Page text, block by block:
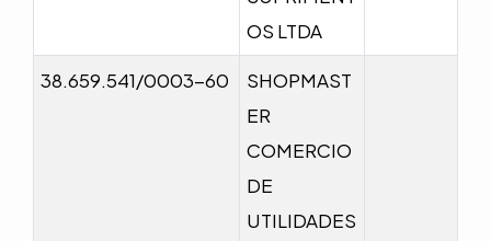
OS LTDA
38.659.541/0003-60
SHOPMAST
ER
COMERCIO
DE
UTILIDADES